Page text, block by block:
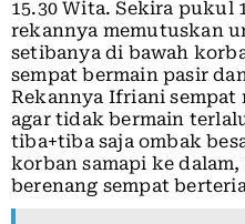
15.30 Wita. Sekira pukul
rekannya memutuskan
setibanya di bawah
sempat bermain pasir
Rekannya Ifriani
agar tidak bermain
tiba+tiba saja ombak
korban samapi ke
berenang sempat